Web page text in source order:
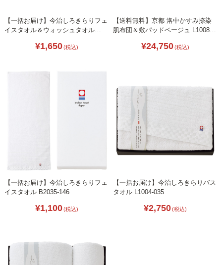
【一括お届け】今治しろきらりフェ
イスタオル＆ウォッシュタオル
¥1,650(税込)
【送料無料】京都 洛中かすみ捺染
肌布団＆敷パッドベージュ L1008-
¥24,750(税込)
【一括お届け】今治しろきらりフェ
イスタオル B2035-146
¥1,100(税込)
【一括お届け】今治しろきらりバス
タオル L1004-035
¥2,750(税込)